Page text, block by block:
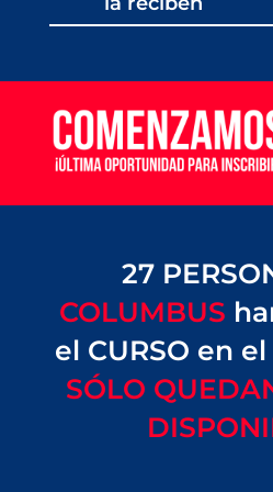
27
COLUMBUS
el CURSO en
SÓLO